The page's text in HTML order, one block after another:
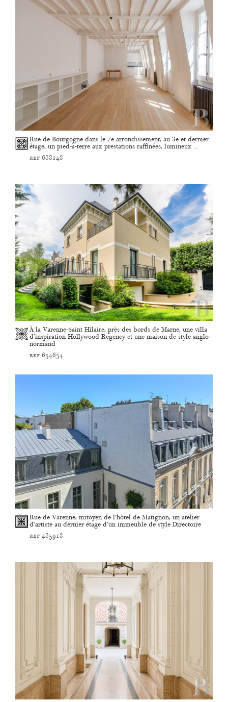
Rue de Bourgogne dans le 7e arrondissement, au 3e et dernier
étage, un pied-à-terre aux prestations raffinées, lumineux ...
ref 688148
À la Varenne-Saint Hilaire, près des bords de Marne, une villa
d'inspiration Hollywood Regency et une maison de style anglo-
normand
ref 654654
Rue de Varenne, mitoyen de l’hôtel de Matignon, un atelier
d’artiste au dernier étage d’un immeuble de style Directoire
ref 485918